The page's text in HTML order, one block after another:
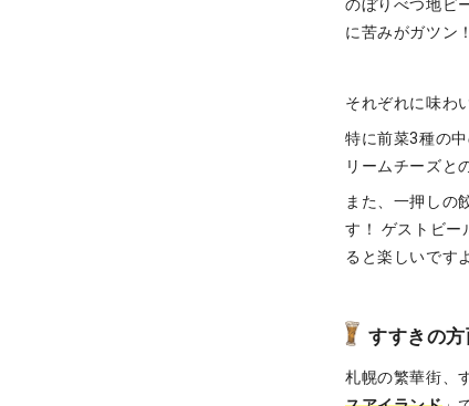
のぼりべつ地ビ
に苦みがガツン
それぞれに味わ
特に前菜3種の
リームチーズと
また、一押しの
す！ ゲストビー
ると楽しいです
すすきの
札幌の繁華街、